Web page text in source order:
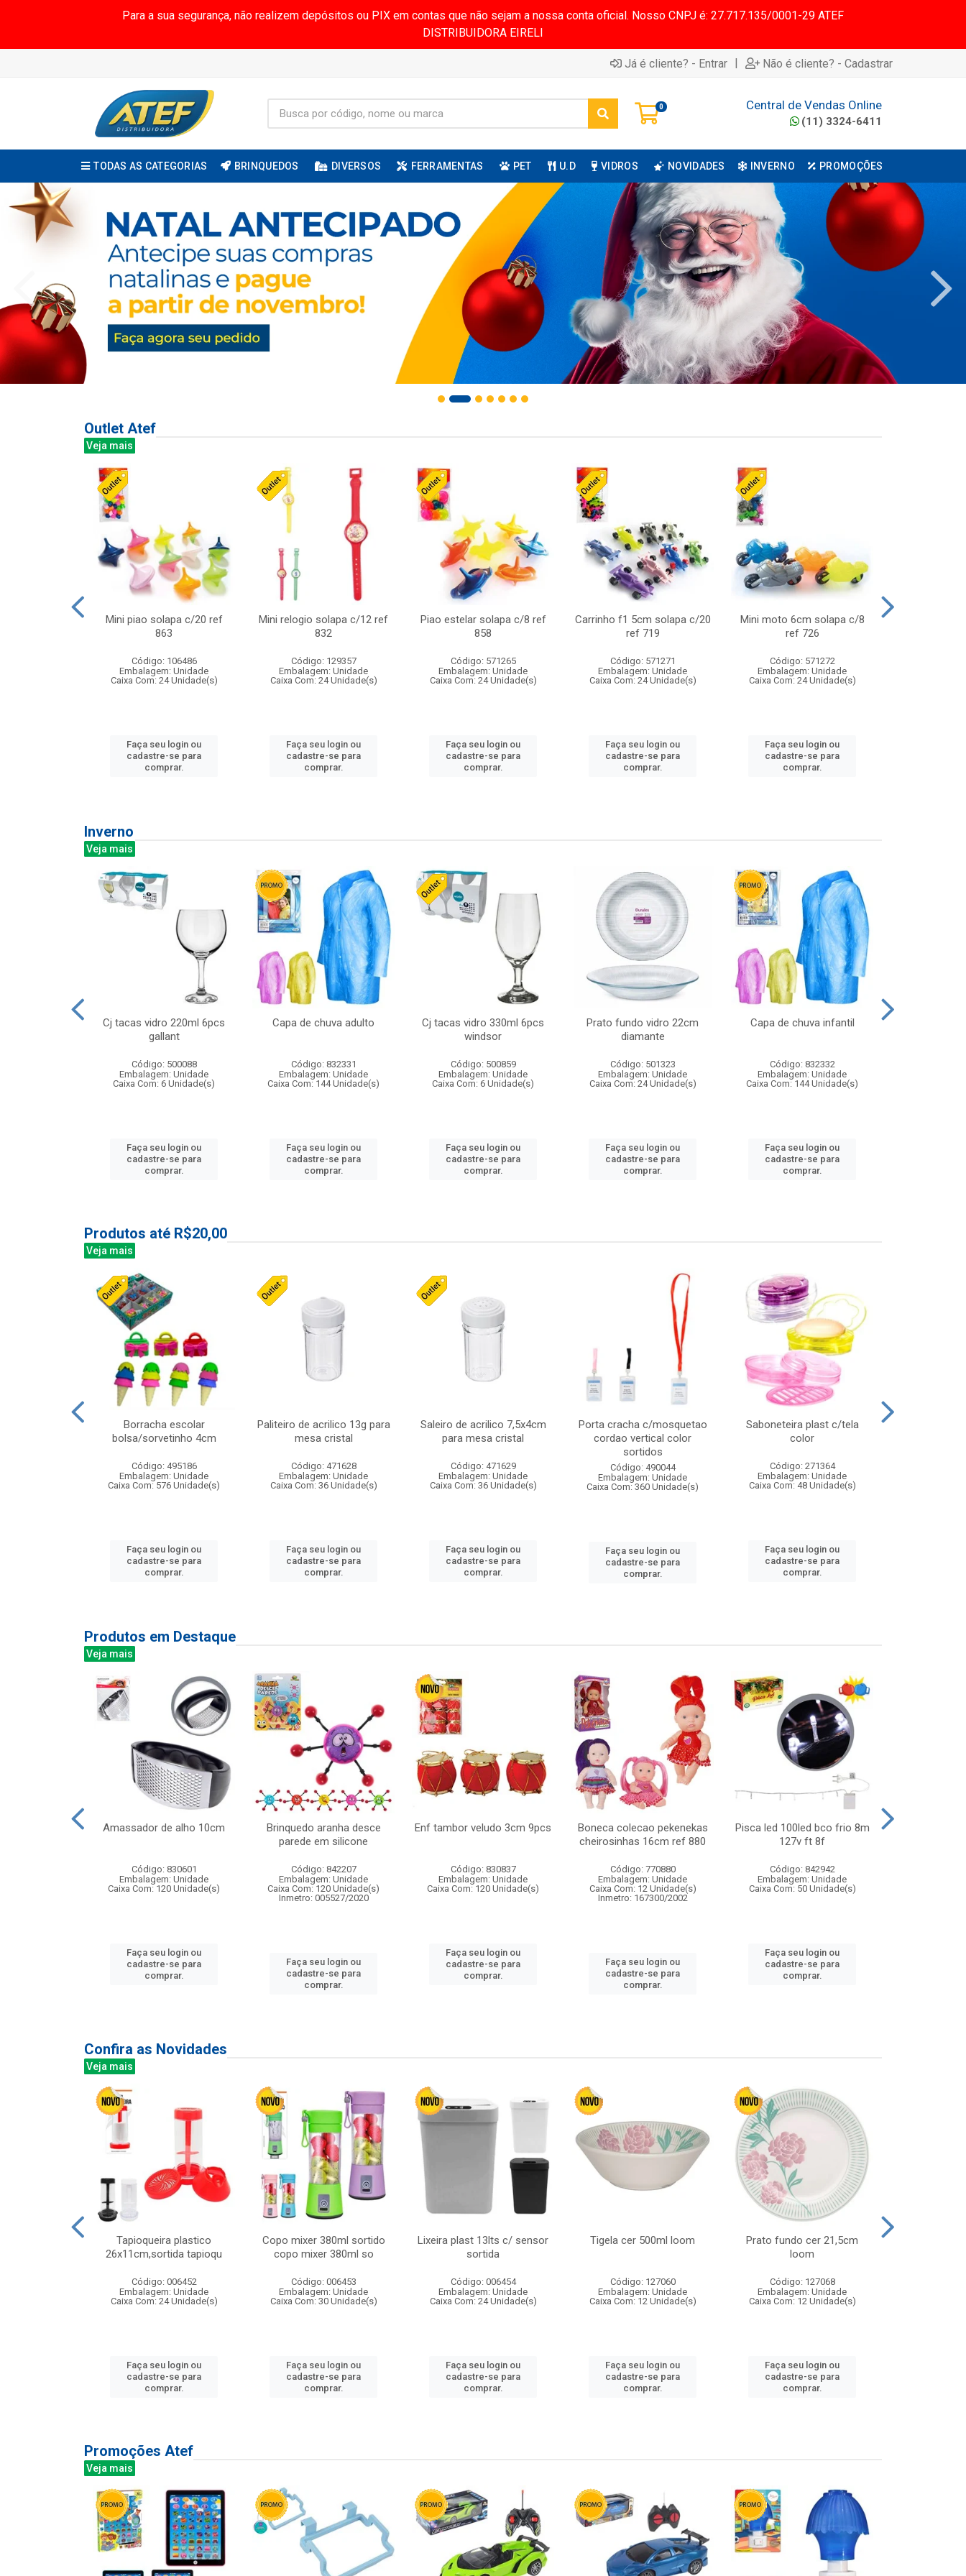
Para a sua segurança, não realizem depósitos ou PIX em contas que não sejam a nossa conta oficial. Nosso CNPJ é: 27.717.135/0001-29 ATEF
DISTRIBUIDORA EIRELI
Já é cliente? - Entrar | Não é cliente? - Cadastrar
0 Central de Vendas Online
(11) 3324-6411
TODAS AS CATEGORIAS BRINQUEDOS DIVERSOS FERRAMENTAS PET U.D VIDROS NOVIDADES INVERNO PROMOÇÕES
Outlet Atef
Veja mais
Mini piao solapa c/20 ref
863
Código: 106486
Embalagem: Unidade
Caixa Com: 24 Unidade(s)
Faça seu login ou
cadastre-se para
comprar.
Mini relogio solapa c/12 ref
832
Código: 129357
Embalagem: Unidade
Caixa Com: 24 Unidade(s)
Faça seu login ou
cadastre-se para
comprar.
Piao estelar solapa c/8 ref
858
Código: 571265
Embalagem: Unidade
Caixa Com: 24 Unidade(s)
Faça seu login ou
cadastre-se para
comprar.
Carrinho f1 5cm solapa c/20
ref 719
Código: 571271
Embalagem: Unidade
Caixa Com: 24 Unidade(s)
Faça seu login ou
cadastre-se para
comprar.
Mini moto 6cm solapa c/8
ref 726
Código: 571272
Embalagem: Unidade
Caixa Com: 24 Unidade(s)
Faça seu login ou
cadastre-se para
comprar.
Inverno
Veja mais
Cj tacas vidro 220ml 6pcs
gallant
Código: 500088
Embalagem: Unidade
Caixa Com: 6 Unidade(s)
Faça seu login ou
cadastre-se para
comprar.
Capa de chuva adulto
Código: 832331
Embalagem: Unidade
Caixa Com: 144 Unidade(s)
Faça seu login ou
cadastre-se para
comprar.
Cj tacas vidro 330ml 6pcs
windsor
Código: 500859
Embalagem: Unidade
Caixa Com: 6 Unidade(s)
Faça seu login ou
cadastre-se para
comprar.
Prato fundo vidro 22cm
diamante
Código: 501323
Embalagem: Unidade
Caixa Com: 24 Unidade(s)
Faça seu login ou
cadastre-se para
comprar.
Capa de chuva infantil
Código: 832332
Embalagem: Unidade
Caixa Com: 144 Unidade(s)
Faça seu login ou
cadastre-se para
comprar.
Produtos até R$20,00
Veja mais
Borracha escolar
bolsa/sorvetinho 4cm
Código: 495186
Embalagem: Unidade
Caixa Com: 576 Unidade(s)
Faça seu login ou
cadastre-se para
comprar.
Paliteiro de acrilico 13g para
mesa cristal
Código: 471628
Embalagem: Unidade
Caixa Com: 36 Unidade(s)
Faça seu login ou
cadastre-se para
comprar.
Saleiro de acrilico 7,5x4cm
para mesa cristal
Código: 471629
Embalagem: Unidade
Caixa Com: 36 Unidade(s)
Faça seu login ou
cadastre-se para
comprar.
Porta cracha c/mosquetao
cordao vertical color
sortidos
Código: 490044
Embalagem: Unidade
Caixa Com: 360 Unidade(s)
Faça seu login ou
cadastre-se para
comprar.
Saboneteira plast c/tela
color
Código: 271364
Embalagem: Unidade
Caixa Com: 48 Unidade(s)
Faça seu login ou
cadastre-se para
comprar.
Produtos em Destaque
Veja mais
Amassador de alho 10cm
Código: 830601
Embalagem: Unidade
Caixa Com: 120 Unidade(s)
Faça seu login ou
cadastre-se para
comprar.
Brinquedo aranha desce
parede em silicone
Código: 842207
Embalagem: Unidade
Caixa Com: 120 Unidade(s)
Inmetro: 005527/2020
Faça seu login ou
cadastre-se para
comprar.
Enf tambor veludo 3cm 9pcs
Código: 830837
Embalagem: Unidade
Caixa Com: 120 Unidade(s)
Faça seu login ou
cadastre-se para
comprar.
Boneca colecao pekenekas
cheirosinhas 16cm ref 880
Código: 770880
Embalagem: Unidade
Caixa Com: 12 Unidade(s)
Inmetro: 167300/2002
Faça seu login ou
cadastre-se para
comprar.
Pisca led 100led bco frio 8m
127v ft 8f
Código: 842942
Embalagem: Unidade
Caixa Com: 50 Unidade(s)
Faça seu login ou
cadastre-se para
comprar.
Confira as Novidades
Veja mais
Tapioqueira plastico
26x11cm,sortida tapioqu
Código: 006452
Embalagem: Unidade
Caixa Com: 24 Unidade(s)
Faça seu login ou
cadastre-se para
comprar.
Copo mixer 380ml sortido
copo mixer 380ml so
Código: 006453
Embalagem: Unidade
Caixa Com: 30 Unidade(s)
Faça seu login ou
cadastre-se para
comprar.
Lixeira plast 13lts c/ sensor
sortida
Código: 006454
Embalagem: Unidade
Caixa Com: 24 Unidade(s)
Faça seu login ou
cadastre-se para
comprar.
Tigela cer 500ml loom
Código: 127060
Embalagem: Unidade
Caixa Com: 12 Unidade(s)
Faça seu login ou
cadastre-se para
comprar.
Prato fundo cer 21,5cm
loom
Código: 127068
Embalagem: Unidade
Caixa Com: 12 Unidade(s)
Faça seu login ou
cadastre-se para
comprar.
Promoções Atef
Veja mais